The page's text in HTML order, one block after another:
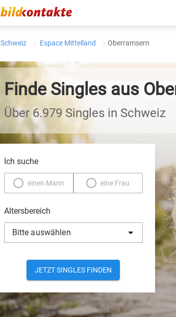
Schweiz Espace Mittelland Oberramsern
Finde Singles aus
Über 6.979 Singles in Schweiz
Ich suche
einen Mann eine Frau
Altersbereich
Bitte auswählen
JETZT SINGLES FINDEN